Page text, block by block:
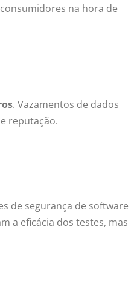
na hora de
. Vazamentos de dados
reputação.
de segurança de software
a eficácia dos testes, mas